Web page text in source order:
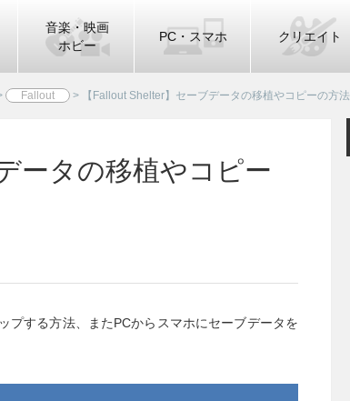
音楽・映画
ホビー
PC・スマホ クリエイト
Fallout > 【Fallout Shelter】セーブデータの移植やコピーの方法
ータの移植やコピー
プする方法、またPCからスマホにセーブデータを